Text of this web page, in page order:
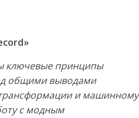
ключевые принципы
общими выводами
и машинному
с модным